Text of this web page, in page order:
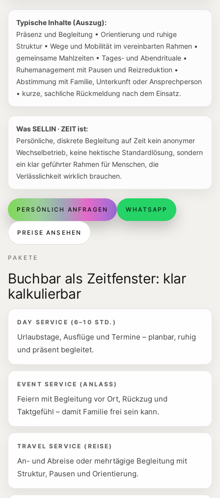
Typische Inhalte (Auszug):
Präsenz und Begleitung • Orientierung und ruhige
Struktur • Wege und Mobilität im vereinbarten Rahmen •
gemeinsame Mahlzeiten • Tages- und Abendrituale •
Ruhemanagement mit Pausen und Reizreduktion •
Abstimmung mit Familie, Unterkunft oder Ansprechperson
• kurze, sachliche Rückmeldung nach dem Einsatz.
Was SELLIN · ZEIT ist:
Persönliche, diskrete Begleitung auf Zeit kein anonymer
Wechselbetrieb, keine hektische Standardlösung, sondern
ein klar geführter Rahmen für Menschen, die
Verlässlichkeit wirklich brauchen.
PERSÖNLICH ANFRAGEN WHATSAPP
PREISE ANSEHEN
PAKETE
Buchbar als Zeitfenster: klar
kalkulierbar
DAY SERVICE (6–10 STD.)
Urlaubstage, Ausflüge und Termine – planbar, ruhig
und präsent begleitet.
EVENT SERVICE (ANLASS)
Feiern mit Begleitung vor Ort, Rückzug und
Taktgefühl – damit Familie frei sein kann.
TRAVEL SERVICE (REISE)
An- und Abreise oder mehrtägige Begleitung mit
Struktur, Pausen und Orientierung.